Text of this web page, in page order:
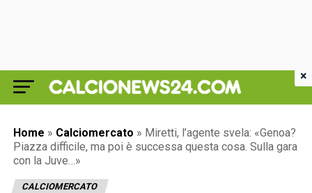
Home » Calciomercato » Miretti, l’agente svela: «Genoa?
Piazza difficile, ma poi è successa questa cosa. Sulla gara
con la Juve…»
CALCIOMERCATO
×